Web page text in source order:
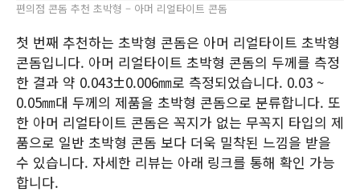
편의점 콘돔 추천 초박형 – 아머 리얼타이트 콘돔
첫 번째 추천하는 초박형 콘돔은 아머 리얼타이트 초박형
콘돔입니다. 아머 리얼타이트 초박형 콘돔의 두께를 측정
한 결과 약 0.043±0.006㎜로 측정되었습니다. 0.03 ~
0.05㎜대 두께의 제품을 초박형 콘돔으로 분류합니다. 또
한 아머 리얼타이트 콘돔은 꼭지가 없는 무꼭지 타입의 제
품으로 일반 초박형 콘돔 보다 더욱 밀착된 느낌을 받을
수 있습니다. 자세한 리뷰는 아래 링크를 통해 확인 가능
합니다.